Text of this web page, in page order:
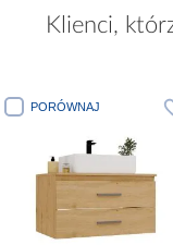
Klienci,
PORÓWNAJ